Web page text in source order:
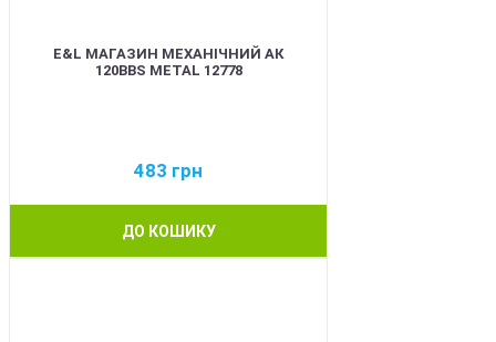
E&L МАГАЗИН МЕХАНІЧНИЙ АК
120BBS METAL 12778
483 грн
ДО КОШИКУ